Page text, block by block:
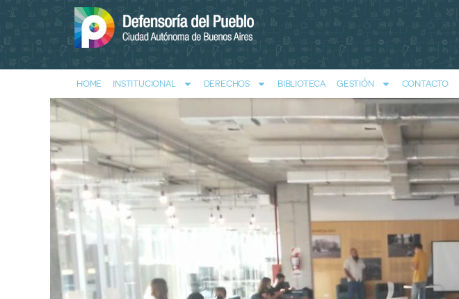
HOME INSTITUCIONAL DERECHOS BIBLIOTECA GESTIÓN CONTACTO